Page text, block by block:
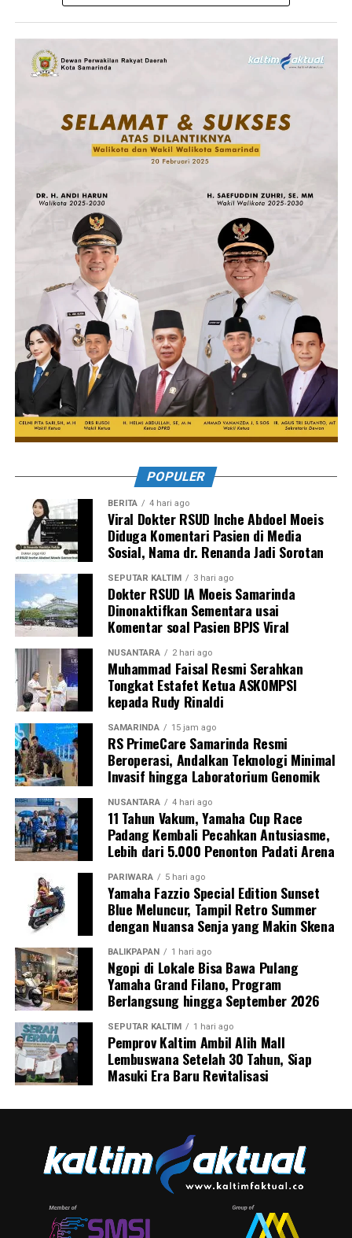
POPULER
BERITA 4 hari ago
Viral Dokter RSUD Inche Abdoel Moeis
Diduga Komentari Pasien di Media
Sosial, Nama dr. Renanda Jadi Sorotan
SEPUTAR KALTIM 3 hari ago
Dokter RSUD IA Moeis Samarinda
Dinonaktifkan Sementara usai
Komentar soal Pasien BPJS Viral
NUSANTARA 2 hari ago
Muhammad Faisal Resmi Serahkan
Tongkat Estafet Ketua ASKOMPSI
kepada Rudy Rinaldi
SAMARINDA 15 jam ago
RS PrimeCare Samarinda Resmi
Beroperasi, Andalkan Teknologi Minimal
Invasif hingga Laboratorium Genomik
NUSANTARA 4 hari ago
11 Tahun Vakum, Yamaha Cup Race
Padang Kembali Pecahkan Antusiasme,
Lebih dari 5.000 Penonton Padati Arena
PARIWARA 5 hari ago
Yamaha Fazzio Special Edition Sunset
Blue Meluncur, Tampil Retro Summer
dengan Nuansa Senja yang Makin Skena
BALIKPAPAN 1 hari ago
Ngopi di Lokale Bisa Bawa Pulang
Yamaha Grand Filano, Program
Berlangsung hingga September 2026
SEPUTAR KALTIM 1 hari ago
Pemprov Kaltim Ambil Alih Mall
Lembuswana Setelah 30 Tahun, Siap
Masuki Era Baru Revitalisasi